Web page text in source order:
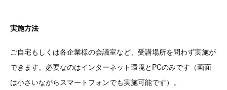
実施方法
ご自宅もしくは各企業様の会議室など、受講場所を問わず実施が
できます。必要なのはインターネット環境とPCのみです（画面
は小さいながらスマートフォンでも実施可能です）。